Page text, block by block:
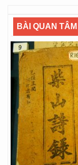
BÀI QUAN TÂM